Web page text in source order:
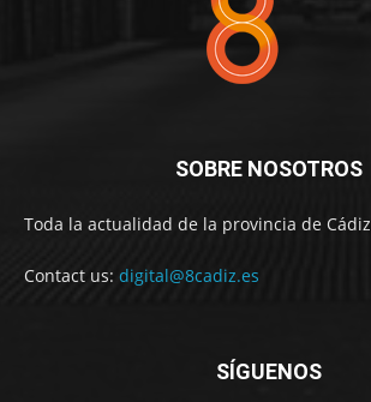
SOBRE NOSOTROS
Toda la actualidad de la provincia de Cádiz
Contact us: digital@8cadiz.es
SÍGUENOS